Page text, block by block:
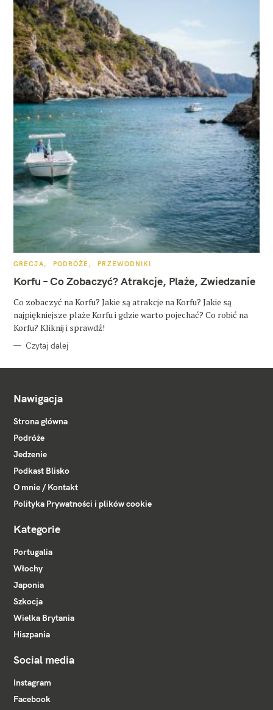
K
T
E
O
R
I
GRECJA PODRÓŻE PRZEWODNIKI
Korfu – Co Zobaczyć? Atrakcje, Plaże, Zwiedzanie
Co zobaczyć na Korfu? Jakie są atrakcje na Korfu? Jakie są
najpiękniejsze plaże Korfu i gdzie warto pojechać? Co robić na
Korfu? Kliknij i sprawdź!
Czytaj dalej
Nawigacja
Strona główna
Podróże
Jedzenie
Podkast Blisko
O mnie / Kontakt
Polityka Prywatności i plików cookie
Kategorie
Portugalia
Włochy
Japonia
Szkocja
Wielka Brytania
Hiszpania
Social media
Instagram
Facebook